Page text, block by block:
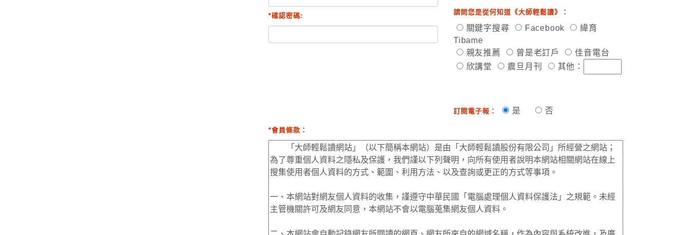
*確認密碼: 請問您是從何知道《大師輕鬆讀》：
關鍵字搜尋 Facebook
緯育
Tibame
親友推薦
曾是老訂戶
佳音電台
欣講堂
震旦月刊 其他：
訂閱電子報： 是 否
*會員條款：